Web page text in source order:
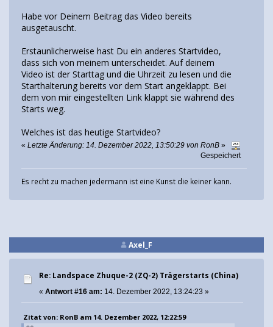
Habe vor Deinem Beitrag das Video bereits
ausgetauscht.
Erstaunlicherweise hast Du ein anderes Startvideo,
dass sich von meinem unterscheidet. Auf deinem
Video ist der Starttag und die Uhrzeit zu lesen und die
Starthalterung bereits vor dem Start angeklappt. Bei
dem von mir eingestellten Link klappt sie während des
Starts weg.
Welches ist das heutige Startvideo?
« Letzte Änderung: 14. Dezember 2022, 13:50:29 von RonB »
Gespeichert
Es recht zu machen jedermann ist eine Kunst die keiner kann.
Axel_F
Re: Landspace Zhuque-2 (ZQ-2) Trägerstarts (China)
« Antwort #16 am: 14. Dezember 2022, 13:24:23 »
Zitat von: RonB am 14. Dezember 2022, 12:22:59